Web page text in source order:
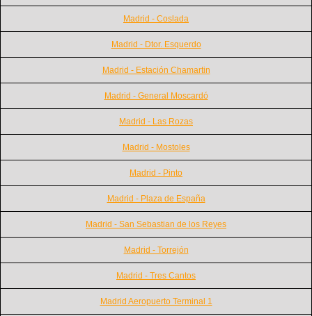
Madrid - Coslada
Madrid - Dtor. Esquerdo
Madrid - Estación Chamartin
Madrid - General Moscardó
Madrid - Las Rozas
Madrid - Mostoles
Madrid - Pinto
Madrid - Plaza de España
Madrid - San Sebastian de los Reyes
Madrid - Torrejón
Madrid - Tres Cantos
Madrid Aeropuerto Terminal 1